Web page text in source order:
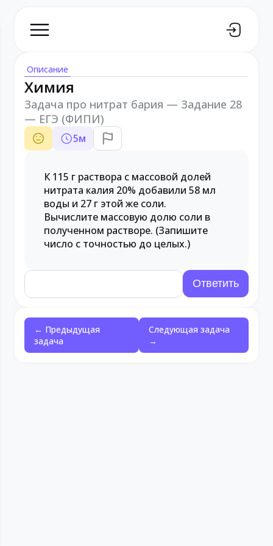
Описание
Химия
Задача про нитрат бария — Задание 28
— ЕГЭ (ФИПИ)
5м
К 115 г раствора с массовой долей
нитрата калия 20% добавили 58 мл
воды и 27 г этой же соли.
Вычислите массовую долю соли в
полученном растворе. (Запишите
число с точностью до целых.)
← Предыдущая
задача
Следующая задача
→